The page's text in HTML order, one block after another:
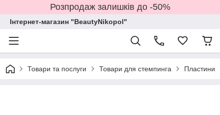
Розпродаж залишків до -50%
Інтернет-магазин "BeautyNikopol"
Товари та послуги Товари для стемпинга Пластини